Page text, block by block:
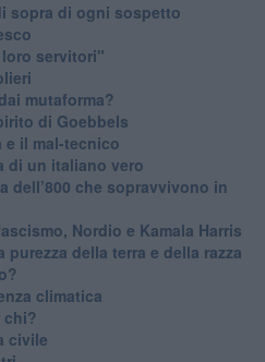
sopra di ogni sospetto
servitori"
mutaforma?
di Goebbels
e il mal-tecnico
di un italiano vero
dell’800 che sopravvivono in
Nordio e Kamala Harris
della terra e della razza
climatica
chi?
civile